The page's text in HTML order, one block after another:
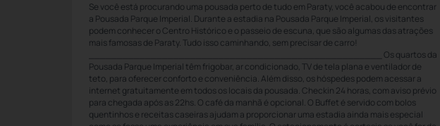
Se você está procurando uma pousada perto de tudo em Paraty, você acabou de encontrar
a Pousada Parque Imperial. Durante a estadia na Pousada Parque Imperial, os visitantes
podem conhecer o Centro Histórico e o passeio de escuna, que são algumas das atrações
mais famosas de Paraty. Tudo isso caminhando, sem precisar de carro!
____________________________________________________ Os quartos da
Pousada Parque Imperial têm frigobar, ar condicionado, TV de tela plana e ventilador de
teto, para oferecer conforto e conveniência. Além disso, os hóspedes podem acessar a
internet gratuitamente em todos os locais da pousada. Checkin 24 horas, com aviso prévio
para chegada após as 22hs. O café da manhã é opcional. O Buffet é servido com bolos
quentinhos e receitas caseiras ajudam a proporcionar uma estadia ainda mais especial